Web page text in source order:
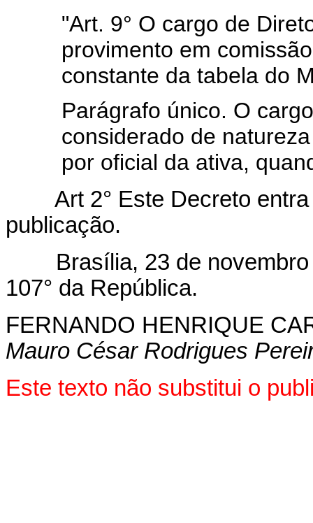
"Art. 9° O cargo de
provimento em
constante da tabela do
Parágrafo único. O
considerado de
por oficial da ativa,
Art 2° Este Decreto entra
publicação.
Brasília, 23 de novembro
107° da República.
FERNANDO HENRIQUE
Mauro César Rodrigues
Este texto não substitui o